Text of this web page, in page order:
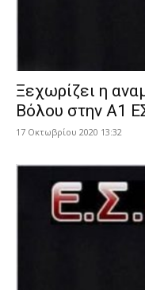
Ξεχωρίζει η
Βόλου στην Α1
17 Οκτωβρίου 2020 13:32